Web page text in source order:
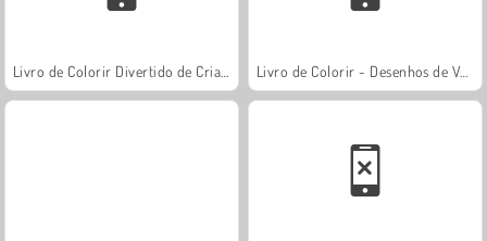
Livro de Colorir - Desenhos de Vegetais